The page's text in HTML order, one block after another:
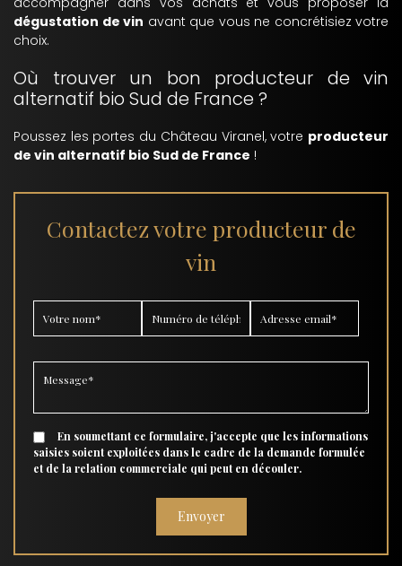
dégustation de vin avant que vous ne concrétisiez votre
choix.
Où trouver un bon producteur de vin
alternatif bio Sud de France ?
Poussez les portes du Château Viranel, votre producteur
de vin alternatif bio Sud de France !
Contactez votre producteur de
vin
En soumettant ce formulaire, j'accepte que les informations
saisies soient exploitées dans le cadre de la demande formulée
et de la relation commerciale qui peut en découler.